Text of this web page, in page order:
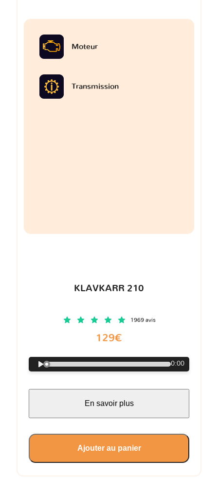
Moteur
Transmission
KLAVKARR 210
1969 avis
129€
0:00
En savoir plus
Ajouter au panier